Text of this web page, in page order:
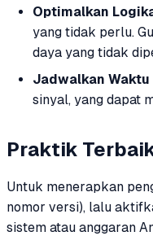
Optimalkan
yang tidak perlu.
daya yang tidak
Jadwalkan
sinyal, yang dapat
Praktik
Untuk menerapkan
nomor versi), lalu
sistem atau anggaran